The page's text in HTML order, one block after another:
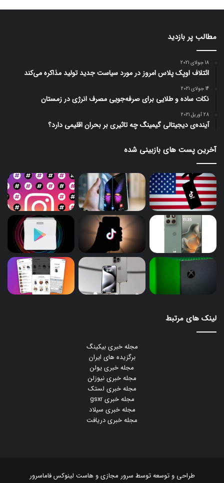
مطالب پر بازدید
18 جولای 2021
ائتلاف اوپک پلاس امروز در مورد سیاست جدید تولید مذاکره می‌کند
14 جولای 2021
نکات ساده و طلایی برای صرفه‌جویی مصرف انرژی در زمستان
28 آوریل 2021
آینده‌ی دیجیتالی گیمینگ چه تاثیری بر بحران اقلیمی دارد؟
آخرین پست های بازبینی شده
لینک های مرتبط
مجله خبری بیکینگ
برگزیده های ایران
مجله خبری یولن
مجله خبری نیوزلن
مجله خبری لستک
مجله خبری gsxr
مجله خبری سیلاد
مجله خبری دریافت
طراحی و توسعه توسط سرور مجازیو هاست لینوکسفاماسرور